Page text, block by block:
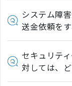
システム障
送金依頼を
セキュリテ
対しては、